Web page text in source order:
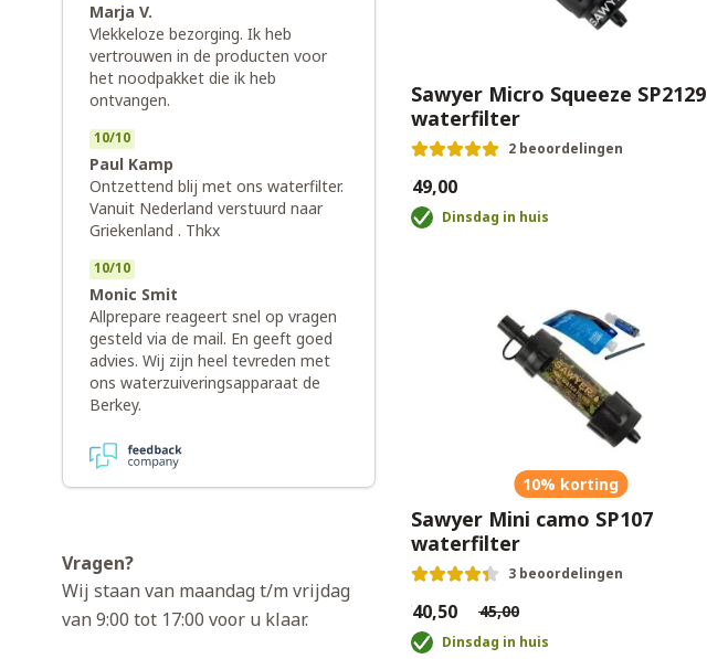
Sawyer Micro Squeeze SP2129
waterfilter
2 beoordelingen
€49,00
Dinsdag in huis
10% korting
Sawyer Mini camo SP107
waterfilter
3 beoordelingen
€40,50 €45,00
Dinsdag in huis
Marja V.
Vlekkeloze bezorging. Ik heb
vertrouwen in de producten voor
het noodpakket die ik heb
ontvangen.
10/10
Paul Kamp
Ontzettend blij met ons waterfilter.
Vanuit Nederland verstuurd naar
Griekenland . Thkx
10/10
Monic Smit
Allprepare reageert snel op vragen
gesteld via de mail. En geeft goed
advies. Wij zijn heel tevreden met
ons waterzuiveringsapparaat de
Berkey.
Vragen?
Wij staan van maandag t/m vrijdag
van 9:00 tot 17:00 voor u klaar.